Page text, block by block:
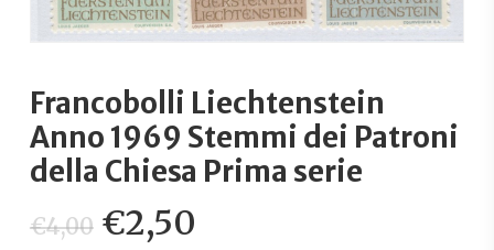
Francobolli Liechtenstein
Anno 1969 Stemmi dei Patroni
della Chiesa Prima serie
€4,00 Il
€2,50